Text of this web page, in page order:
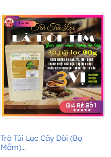
Trà Túi Lọc Cây Dòi (Bọ
Mắm)...